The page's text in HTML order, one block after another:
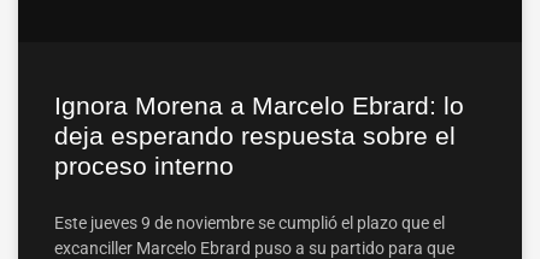
Ignora Morena a Marcelo Ebrard: lo
deja esperando respuesta sobre el
proceso interno
Este jueves 9 de noviembre se cumplió el plazo que el
excanciller Marcelo Ebrard puso a su partido para que